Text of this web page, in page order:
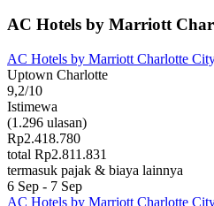
AC Hotels by Marriott
AC Hotels by Marriott Charlotte
Uptown Charlotte
9,2/10
Istimewa
(1.296 ulasan)
Rp2.418.780
total Rp2.811.831
termasuk pajak & biaya lainnya
6 Sep - 7 Sep
AC Hotels by Marriott Charlotte